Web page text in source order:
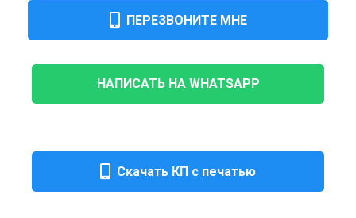
ПЕРЕЗВОНИТЕ МНЕ
НАПИСАТЬ НА WHATSAPP
Скачать КП с печатью